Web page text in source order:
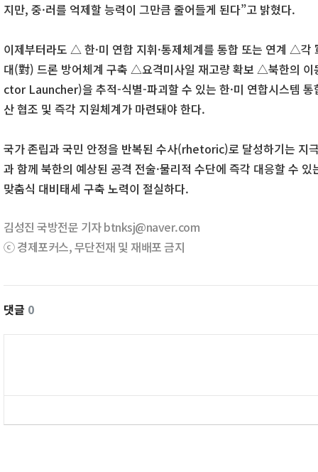
지만, 중·러를 억제할 능력이 그만큼 줄어들게 된다”고 밝혔다.
이제부터라도 △ 한·미 연합 지휘·통제체계를 통합 또는 연계 △각
대(對) 드론 방어체계 구축 △요격미사일 재고량 확보 △북한의
ctor Launcher)을 추적-식별-파괴할 수 있는 한·미 연합시스템
산 협조 및 즉각 지원체계가 마련돼야 한다.
국가 존립과 국민 안정을 반복된 수사(rhetoric)로 달성하기는 지
과 함께 북한의 예상된 공격 전술·물리적 수단에 즉각 대응할 수
맞춤식 대비태세 구축 노력이 절실하다.
김성진 국방전문 기자 btnksj@naver.com
ⓒ 경제포커스, 무단전재 및 재배포 금지
댓글 0